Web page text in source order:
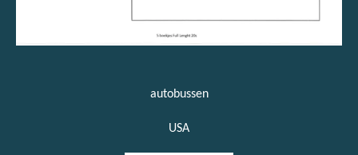
autobussen
USA